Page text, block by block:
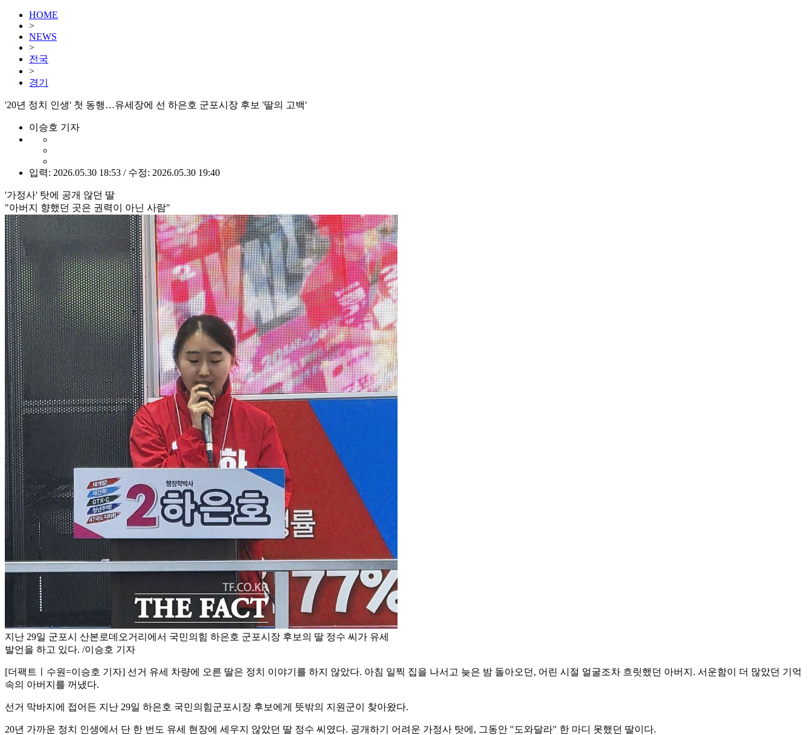
HOME
>
NEWS
>
전국
>
경기
'20년 정치 인생' 첫 동행…유세장에 선 하은호 군포시장 후보 '딸의 고백'
이승호 기자
입력: 2026.05.30 18:53 / 수정: 2026.05.30 19:40
'가정사' 탓에 공개 않던 딸
"아버지 향했던 곳은 권력이 아닌 사람"
지난 29일 군포시 산본로데오거리에서 국민의힘 하은호 군포시장 후보의 딸 정수 씨가 유세
발언을 하고 있다. /이승호 기자
[더팩트ㅣ수원=이승호 기자] 선거 유세 차량에 오른 딸은 정치 이야기를 하지 않았다. 아침 일찍 집을 나서고 늦은 밤 돌아오던, 어린 시절 얼굴조차 흐릿했던 아버지. 서운함이 더 많았던 기억
속의 아버지를 꺼냈다.
선거 막바지에 접어든 지난 29일 하은호 국민의힘군포시장 후보에게 뜻밖의 지원군이 찾아왔다.
20년 가까운 정치 인생에서 단 한 번도 유세 현장에 세우지 않았던 딸 정수 씨였다. 공개하기 어려운 가정사 탓에, 그동안 "도와달라" 한 마디 못했던 딸이다.